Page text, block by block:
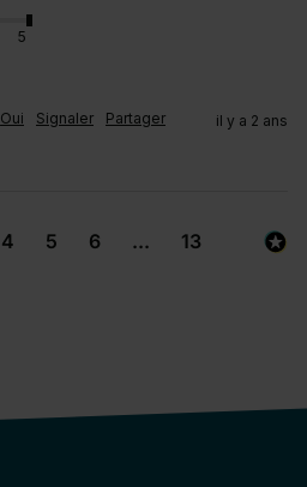
5
Oui Signaler Partager il y a 2 ans
4 5 6 ... 13